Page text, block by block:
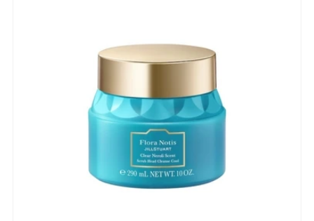
条件から探す